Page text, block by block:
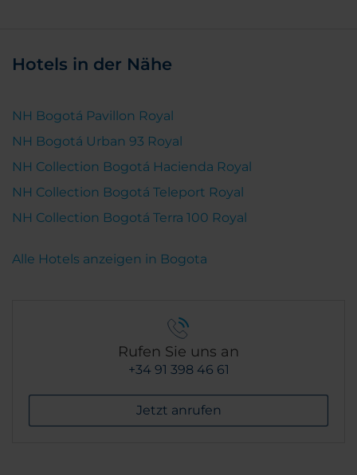
Hotels in der Nähe
NH Bogotá Pavillon Royal
NH Bogotá Urban 93 Royal
NH Collection Bogotá Hacienda Royal
NH Collection Bogotá Teleport Royal
NH Collection Bogotá Terra 100 Royal
Alle Hotels anzeigen in Bogota
Rufen Sie uns an
+34 91 398 46 61
Jetzt anrufen